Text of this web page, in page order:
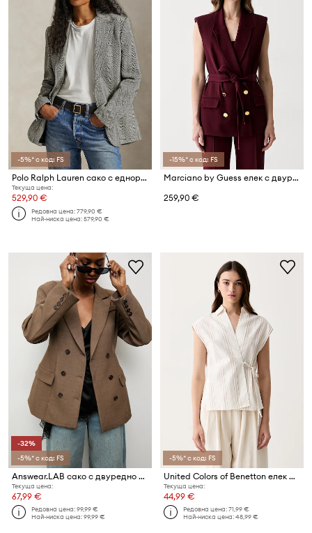
-5%* с код: FS
Polo Ralph Lauren сако с едноредно закопчаване дамско с лен
Текуща цена:
529,90 €
Редовна цена:779,90 €
Най-ниска цена:579,90 €
-15%* с код: FS
Marciano by Guess елек с двуредно закопчаване дамски с вискоза RASHIDA
259,90 €
-32%
-5%* с код: FS
Answear.LAB сако с двуредно закопчаване дамско
Текуща цена:
67,99 €
Редовна цена:99,99 €
Най-ниска цена:99,99 €
-5%* с код: FS
United Colors of Benetton елек дамски с лен
Текуща цена:
44,99 €
Редовна цена:71,99 €
Най-ниска цена:48,99 €